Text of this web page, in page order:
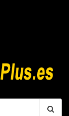
Descuentos y